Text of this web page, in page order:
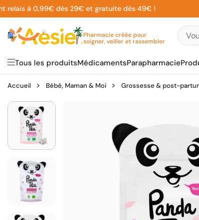
Aller
au
contenu
à 0,99€ dès 29€ et gratuite dès 49€ !
Pharmacie créée pour
soigner, veiller et rassembler
Tous les produitsMédicamentsParapharmacie
Accueil Bébé, Maman & Moi Grossesse & post-